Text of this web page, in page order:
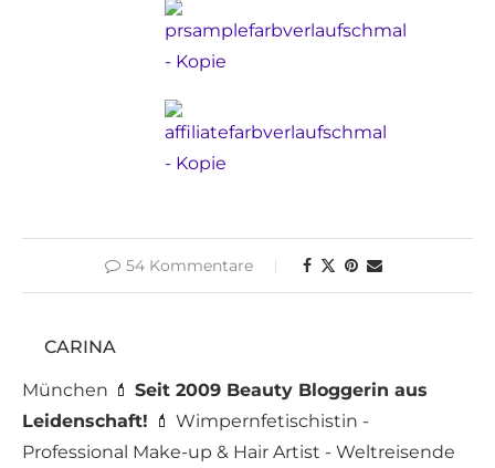
54 Kommentare
CARINA
München 💄 Seit 2009 Beauty Bloggerin aus
Leidenschaft! 💄 Wimpernfetischistin -
Professional Make-up & Hair Artist - Weltreisende